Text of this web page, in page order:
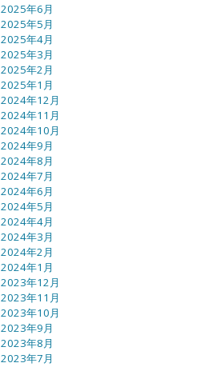
2025年6月
2025年5月
2025年4月
2025年3月
2025年2月
2025年1月
2024年12月
2024年11月
2024年10月
2024年9月
2024年8月
2024年7月
2024年6月
2024年5月
2024年4月
2024年3月
2024年2月
2024年1月
2023年12月
2023年11月
2023年10月
2023年9月
2023年8月
2023年7月